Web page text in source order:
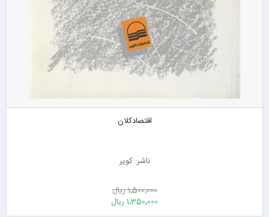
اقتصادکلان
ناشر: کویر
1٬500٬000 ریال
1٬350٬000 ریال